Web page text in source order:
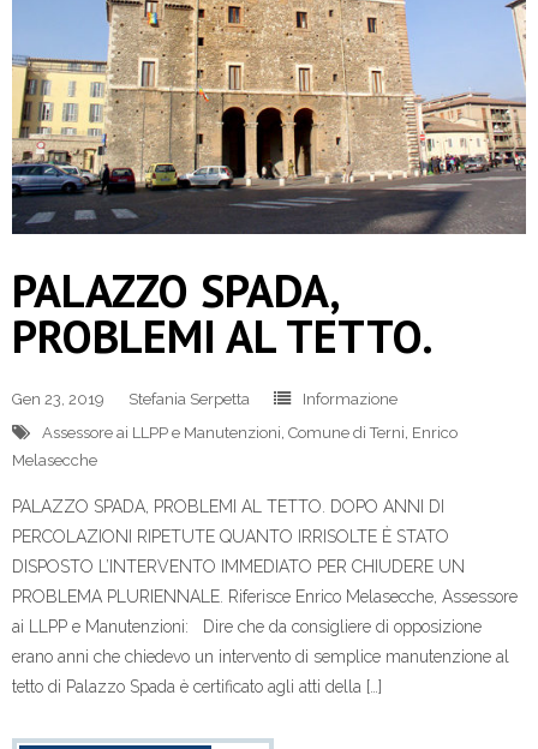
PALAZZO SPADA,
PROBLEMI AL TETTO.
Gen 23, 2019 Stefania Serpetta
Informazione
Assessore ai LLPP e Manutenzioni Comune di Terni Enrico
Melasecche
PALAZZO SPADA, PROBLEMI AL TETTO. DOPO ANNI DI
PERCOLAZIONI RIPETUTE QUANTO IRRISOLTE È STATO
DISPOSTO L’INTERVENTO IMMEDIATO PER CHIUDERE UN
PROBLEMA PLURIENNALE. Riferisce Enrico Melasecche, Assessore
ai LLPP e Manutenzioni: Dire che da consigliere di opposizione
erano anni che chiedevo un intervento di semplice manutenzione al
tetto di Palazzo Spada è certificato agli atti della […]